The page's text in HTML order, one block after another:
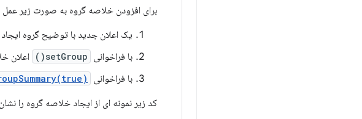
برای افزودن خلاصه گروه به صورت زیر عمل
یک اعلان جدید با توضیح گروه
با فراخوانی setGroup()
اعلان
با فراخوانی
کد زیر نمونه ای از ایجاد خلاصه گروه را